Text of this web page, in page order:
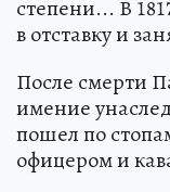
степени... В
в отставку и
После смерти
имение
пошел по
офицером и